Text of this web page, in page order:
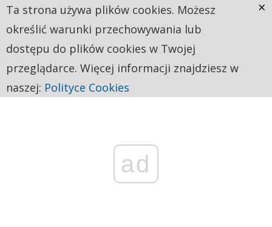
ad
Ta strona używa plików cookies. Możesz
określić warunki przechowywania lub
dostępu do plików cookies w Twojej
przeglądarce. Więcej informacji znajdziesz w
naszej: Polityce Cookies
×